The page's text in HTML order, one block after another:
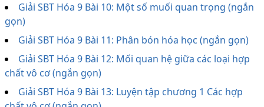
Giải SBT Hóa 9 Bài 10: Một số muối quan trọng (ngắn
gọn)
Giải SBT Hóa 9 Bài 11: Phân bón hóa học (ngắn gọn)
Giải SBT Hóa 9 Bài 12: Mối quan hệ giữa các loại hợp
chất vô cơ (ngắn gọn)
Giải SBT Hóa 9 Bài 13: Luyện tập chương 1 Các hợp